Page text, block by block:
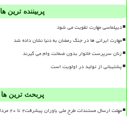
پربیننده ترین ها
دیپلماسی مهارت تقویت می شود
مهارت ایرانی ها در جنگ رمضان به دنیا نشان داده شد
زنان سرپرست خانوار بدون ضمانت وام می گیرند
پشتیبانی از تولید در اولویت است
پربحث ترین ها
مهلت ارسال مستندات طرح ملی یاوران پیشرفت۲ تا ۲۰ مرداد تمدید گردید